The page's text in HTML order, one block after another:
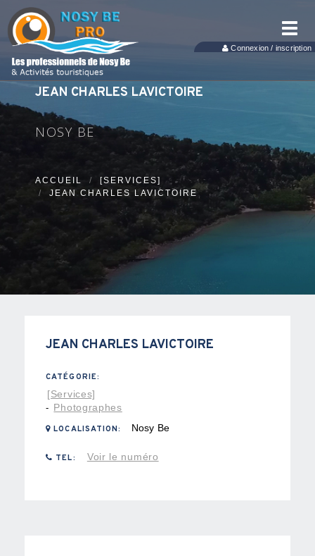
Connexion / inscription
JEAN CHARLES LAVICTOIRE
NOSY BE
ACCUEIL
[SERVICES]
JEAN CHARLES LAVICTOIRE
JEAN CHARLES LAVICTOIRE
CATÉGORIE:
[Services]
- Photographes
LOCALISATION: Nosy Be
TEL: Voir le numéro